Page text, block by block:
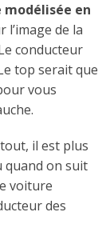
en
l’image de la
conducteur
top serait que
vous
il est plus
quand on suit
voiture
des